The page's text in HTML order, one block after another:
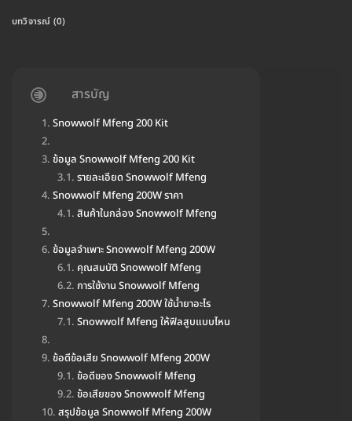
บทวิจารณ์ (0)
สารบัญ
Snowwolf Mfeng 200 Kit
ข้อมูล Snowwolf Mfeng 200 Kit
รายละเอียด Snowwolf Mfeng
Snowwolf Mfeng 200W ราคา
สินค้าในกล่อง Snowwolf Mfeng
ข้อมูลจำเพาะ Snowwolf Mfeng 200W
คุณสมบัติ Snowwolf Mfeng
การใช้งาน Snowwolf Mfeng
Snowwolf Mfeng 200W ใช้น้ำยาอะไร
Snowwolf Mfeng ให้ฟิลสูบแบบไหน
ข้อดีข้อเสีย Snowwolf Mfeng 200W
ข้อดีของ Snowwolf Mfeng
ข้อเสียของ Snowwolf Mfeng
สรุปข้อมูล Snowwolf Mfeng 200W